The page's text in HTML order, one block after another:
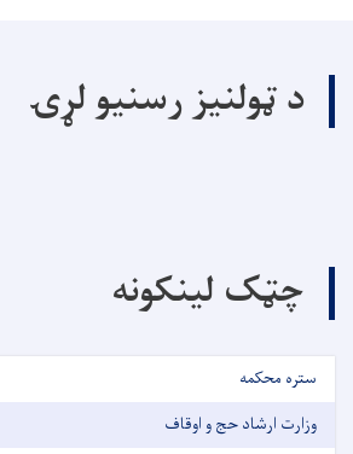
د ټولنیز رسنیو لړۍ
چټک لینکونه
ستره محکمه
وزارت ارشاد حج و اوقاف